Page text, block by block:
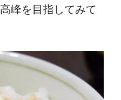
峰を目指してみて